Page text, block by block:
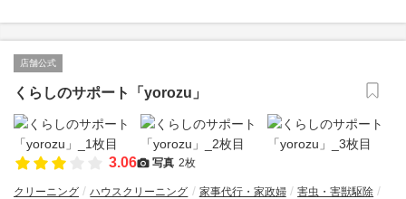
店舗公式
くらしのサポート「yorozu」
3.06 写真 2枚
クリーニング ハウスクリーニング 家事代行・家政婦
害虫・害獣駆除